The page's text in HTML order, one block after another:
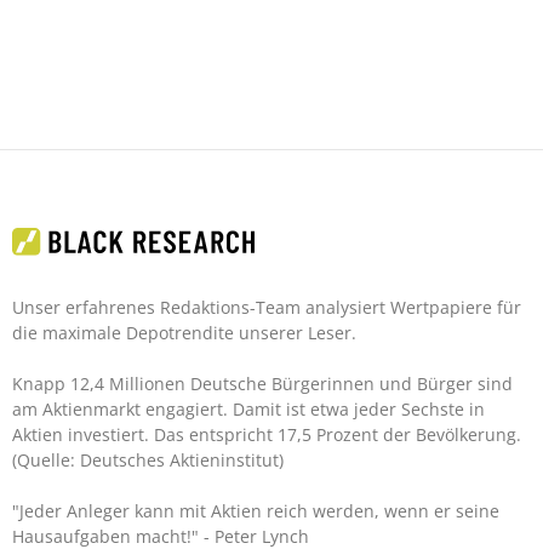
Unser erfahrenes Redaktions-Team analysiert Wertpapiere für
die maximale Depotrendite unserer Leser.
Knapp 12,4 Millionen Deutsche Bürgerinnen und Bürger sind
am Aktienmarkt engagiert. Damit ist etwa jeder Sechste in
Aktien investiert. Das entspricht 17,5 Prozent der Bevölkerung.
(Quelle: Deutsches Aktieninstitut)
"Jeder Anleger kann mit Aktien reich werden, wenn er seine
Hausaufgaben macht!" - Peter Lynch